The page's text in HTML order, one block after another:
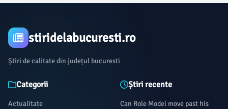
with their famous friends on a luxury yacht while vacationing off the
stiridelabucuresti.ro
Știri de calitate din județul bucuresti
Categorii
Actualitate
Știri recente
Can Role Model move past his